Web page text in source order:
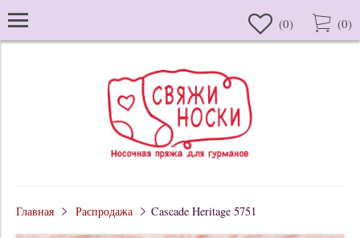
(0) (0)
Главная Распродажа Cascade Heritage 5751